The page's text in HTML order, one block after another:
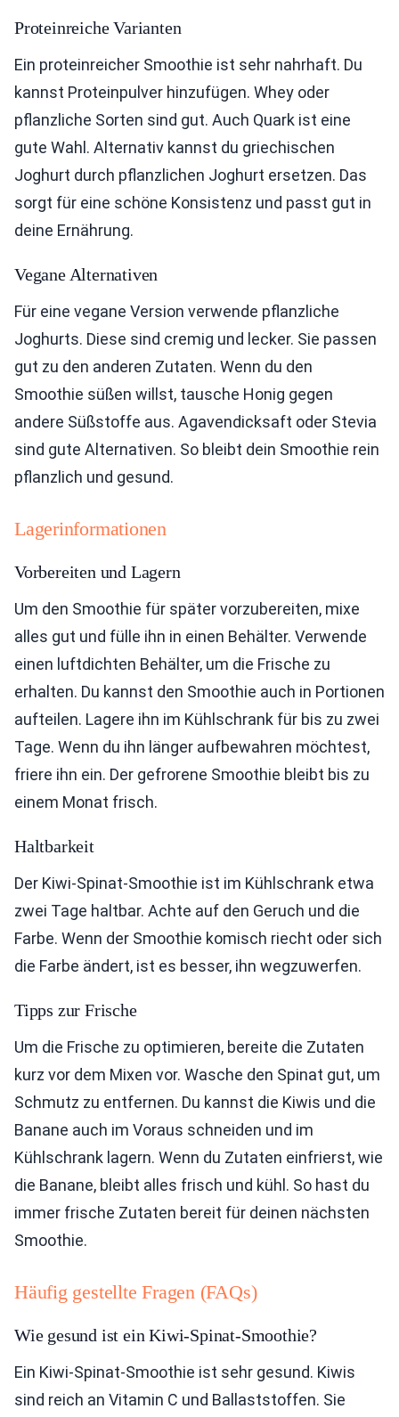
Proteinreiche Varianten
Ein proteinreicher Smoothie ist sehr nahrhaft. Du
kannst Proteinpulver hinzufügen. Whey oder
pflanzliche Sorten sind gut. Auch Quark ist eine
gute Wahl. Alternativ kannst du griechischen
Joghurt durch pflanzlichen Joghurt ersetzen. Das
sorgt für eine schöne Konsistenz und passt gut in
deine Ernährung.
Vegane Alternativen
Für eine vegane Version verwende pflanzliche
Joghurts. Diese sind cremig und lecker. Sie passen
gut zu den anderen Zutaten. Wenn du den
Smoothie süßen willst, tausche Honig gegen
andere Süßstoffe aus. Agavendicksaft oder Stevia
sind gute Alternativen. So bleibt dein Smoothie rein
pflanzlich und gesund.
Lagerinformationen
Vorbereiten und Lagern
Um den Smoothie für später vorzubereiten, mixe
alles gut und fülle ihn in einen Behälter. Verwende
einen luftdichten Behälter, um die Frische zu
erhalten. Du kannst den Smoothie auch in Portionen
aufteilen. Lagere ihn im Kühlschrank für bis zu zwei
Tage. Wenn du ihn länger aufbewahren möchtest,
friere ihn ein. Der gefrorene Smoothie bleibt bis zu
einem Monat frisch.
Haltbarkeit
Der Kiwi-Spinat-Smoothie ist im Kühlschrank etwa
zwei Tage haltbar. Achte auf den Geruch und die
Farbe. Wenn der Smoothie komisch riecht oder sich
die Farbe ändert, ist es besser, ihn wegzuwerfen.
Tipps zur Frische
Um die Frische zu optimieren, bereite die Zutaten
kurz vor dem Mixen vor. Wasche den Spinat gut, um
Schmutz zu entfernen. Du kannst die Kiwis und die
Banane auch im Voraus schneiden und im
Kühlschrank lagern. Wenn du Zutaten einfrierst, wie
die Banane, bleibt alles frisch und kühl. So hast du
immer frische Zutaten bereit für deinen nächsten
Smoothie.
Häufig gestellte Fragen (FAQs)
Wie gesund ist ein Kiwi-Spinat-Smoothie?
Ein Kiwi-Spinat-Smoothie ist sehr gesund. Kiwis
sind reich an Vitamin C und Ballaststoffen. Sie